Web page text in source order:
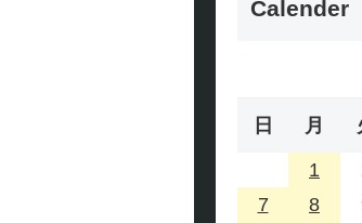
Calender
日 月
1
7
8